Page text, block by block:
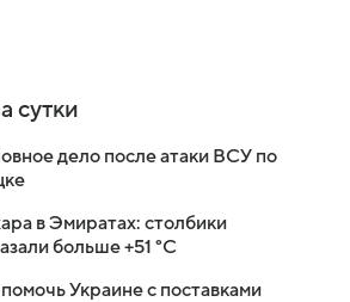
сутки
дело после атаки ВСУ по
в Эмиратах: столбики
больше +51 °C
Украине с поставками